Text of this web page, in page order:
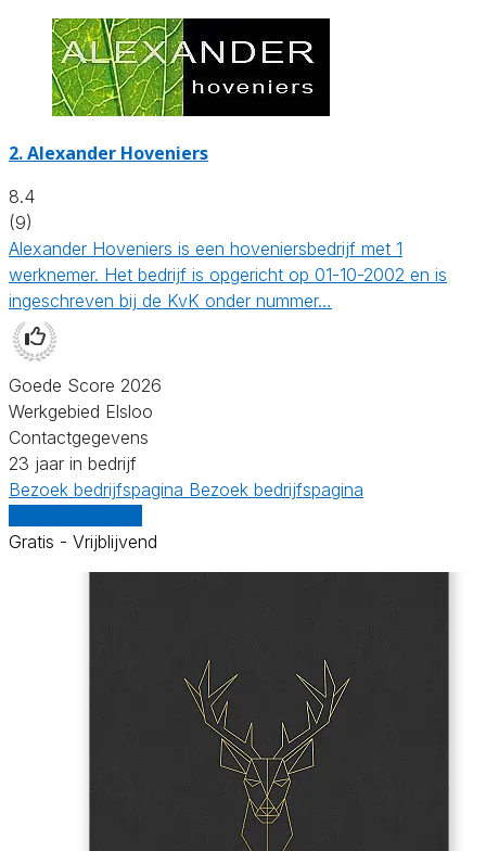
2.Alexander Hoveniers
8.4
(9)
Alexander Hoveniers is een hoveniersbedrijf met 1
werknemer. Het bedrijf is opgericht op 01-10-2002 en is
ingeschreven bij de KvK onder nummer…
Goede Score 2026
Werkgebied Elsloo
Contactgegevens
23 jaar in bedrijf
Bezoek bedrijfspagina Bezoek bedrijfspagina
Gratis - Vrijblijvend